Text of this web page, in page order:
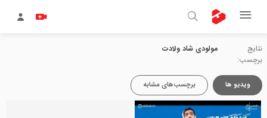
نتایج
برچسب:
مولودی شاد ولادت
ویدیو ها برچسب‌های مشابه